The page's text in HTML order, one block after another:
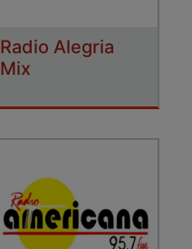
Radio Alegria
Mix